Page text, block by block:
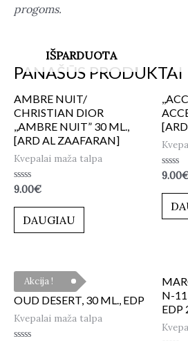
progoms.
PANAŠŪS PRODUKTAI
IŠPARDUOTA
AMBRE NUIT/
CHRISTIAN DIOR
,,AMBRE NUIT” 30 ML.,
[ARD AL ZAAFARAN]
Kvepalai maža talpa
Įvertinimas:
iš
9.00€
DAUGIAU
iš
9.00
Akcija !
OUD DESERT, 30 ML., EDP
Kvepalai maža talpa
N-
EDP